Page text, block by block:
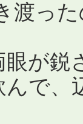
渡っ
が鋭
で、